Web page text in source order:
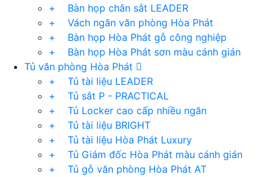
+ Bàn họp chân sắt LEADER
+ Vách ngăn văn phòng Hòa Phát
+ Bàn họp Hòa Phát gỗ công nghiệp
+ Bàn họp Hòa Phát sơn màu cánh gián
Tủ văn phòng Hòa Phát
+ Tủ tài liệu LEADER
+ Tủ sắt P - PRACTICAL
+ Tủ Locker cao cấp nhiều ngăn
+ Tủ tài liệu BRIGHT
+ Tủ tài liệu Hòa Phát Luxury
+ Tủ Giám đốc Hòa Phát màu cánh gián
+ Tủ gỗ văn phòng Hòa Phát AT